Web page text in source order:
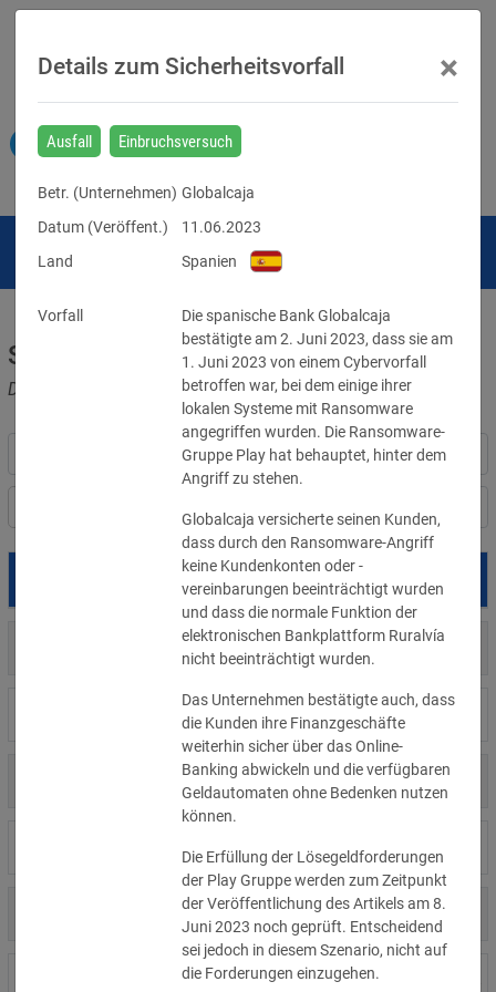
Sicherheitsvorfälle
Datenpannen, Cyber-Angriffe und Schwachstellen
Länderauswahl
Betroffene Land
Brown Health Medical Group-MA
AnMed
Fürstentum Liechtenstein
Ökovolt Solartechnik
Coinkite
Details zum Sicherheitsvorfall ×
Ausfall Einbruchsversuch
Betr. (Unternehmen) Globalcaja
Datum (Veröffent.)
11.06.2023
Land
Spanien
Vorfall
Die spanische Bank Globalcaja
bestätigte am 2. Juni 2023, dass sie am
1. Juni 2023 von einem Cybervorfall
betroffen war, bei dem einige ihrer
lokalen Systeme mit Ransomware
angegriffen wurden. Die Ransomware-
Gruppe Play hat behauptet, hinter dem
Angriff zu stehen.
Globalcaja versicherte seinen Kunden,
dass durch den Ransomware-Angriff
keine Kundenkonten oder -
vereinbarungen beeinträchtigt wurden
und dass die normale Funktion der
elektronischen Bankplattform Ruralvía
nicht beeinträchtigt wurden.
Das Unternehmen bestätigte auch, dass
die Kunden ihre Finanzgeschäfte
weiterhin sicher über das Online-
Banking abwickeln und die verfügbaren
Geldautomaten ohne Bedenken nutzen
können.
Die Erfüllung der Lösegeldforderungen
der Play Gruppe werden zum Zeitpunkt
der Veröffentlichung des Artikels am 8.
Juni 2023 noch geprüft. Entscheidend
sei jedoch in diesem Szenario, nicht auf
die Forderungen einzugehen.